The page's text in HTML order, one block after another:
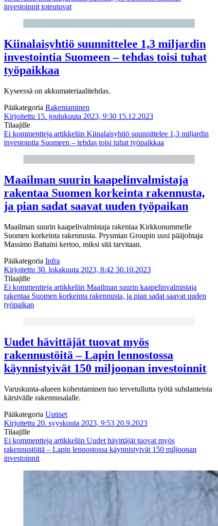
investoinnit toteutuvat
Kiinalaisyhtiö suunnittelee 1,3 miljardin
investointia Suomeen – tehdas toisi tuhat
työpaikkaa
Kyseessä on akkumateriaalitehdas.
Pääkategoria Rakentaminen
Kirjoitettu 15. joulukuuta 2023, 9:30 15.12.2023
Tilaajille
Ei kommentteja artikkeliin Kiinalaisyhtiö suunnittelee 1,3 miljardin
investointia Suomeen – tehdas toisi tuhat työpaikkaa
Maailman suurin kaapelin­valmistaja
rakentaa Suomen korkeinta rakennusta,
ja pian sadat saavat uuden työ­paikan
Maailman suurin kaapelivalmistaja rakentaa Kirkkonummelle
Suomen korkeinta rakennusta. Prysmian Groupin uusi pääjohtaja
Massimo Battaini kertoo, miksi sitä tarvitaan.
Pääkategoria Infra
Kirjoitettu 30. lokakuuta 2023, 8:42 30.10.2023
Tilaajille
Ei kommentteja artikkeliin Maailman suurin kaapelin­valmistaja
rakentaa Suomen korkeinta rakennusta, ja pian sadat saavat uuden
työ­paikan
Uudet hävittäjät tuovat myös
rakennustöitä – Lapin lennostossa
käynnistyivät 150 miljoonan investoinnit
Varuskunta-alueen kohentaminen tuo tervetullutta työtä suhdanteista
kärsivälle rakennusalalle.
Pääkategoria Uutiset
Kirjoitettu 20. syyskuuta 2023, 9:53 20.9.2023
Tilaajille
Ei kommentteja artikkeliin Uudet hävittäjät tuovat myös
rakennustöitä – Lapin lennostossa käynnistyivät 150 miljoonan
investoinnit